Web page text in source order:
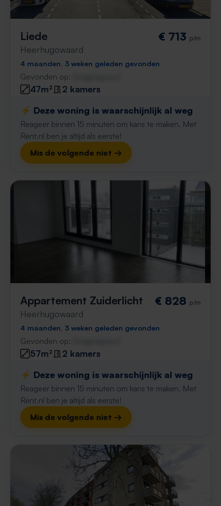
Liede
Heerhugowaard
€ 713 p/m
4 maanden, 3 weken geleden gevonden
Gevonden op:
47m²
2 kamers
⚡️ Deze woning is waarschijnlijk al weg
Reageer binnen 15 minuten om kans te maken. Met
Rent.nl ben je altijd als eerste!
Mis de volgende niet →
Appartement Zuiderlicht
Heerhugowaard
€ 828 p/m
4 maanden, 3 weken geleden gevonden
Gevonden op:
57m²
2 kamers
⚡️ Deze woning is waarschijnlijk al weg
Reageer binnen 15 minuten om kans te maken. Met
Rent.nl ben je altijd als eerste!
Mis de volgende niet →